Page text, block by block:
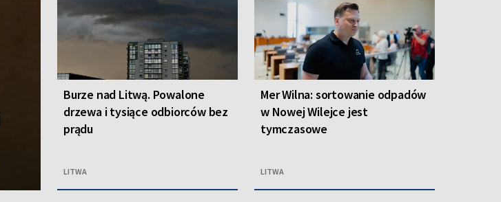
Burze nad Litwą. Powalone
drzewa i tysiące odbiorców bez
prądu
LITWA
Mer Wilna: sortowanie odpadów
w Nowej Wilejce jest
tymczasowe
LITWA